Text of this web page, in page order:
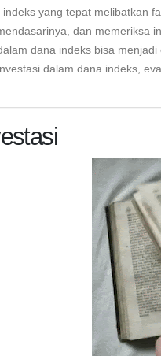
indeks yang tepat melibatkan
dan memeriksa
dana indeks bisa
dalam dana indeks,